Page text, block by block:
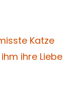
Katze
ihre Liebe